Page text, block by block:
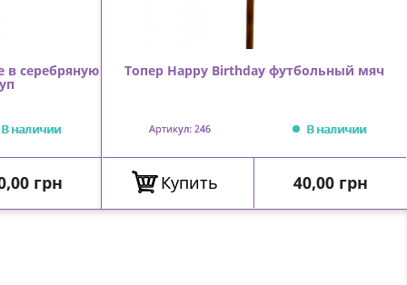
в серебряную
В наличии
грн
Топер Happy Birthday футбольный мяч
Артикул: 246 В наличии
Купить Цена
40,00 грн